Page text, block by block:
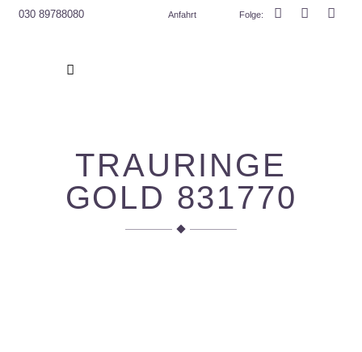
030 89788080 Anfahrt Folge:
TRAU­RIN­GE
GOLD 831770